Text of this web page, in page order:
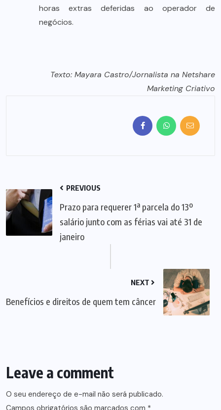
horas extras deferidas ao operador de
negócios.
Texto: Mayara Castro/Jornalista na Netshare
Marketing Criativo
PREVIOUS
Prazo para requerer 1ª parcela do 13º
salário junto com as férias vai até 31 de
janeiro
NEXT
Benefícios e direitos de quem tem câncer
Leave a comment
O seu endereço de e-mail não será publicado.
Campos obrigatórios são marcados com *